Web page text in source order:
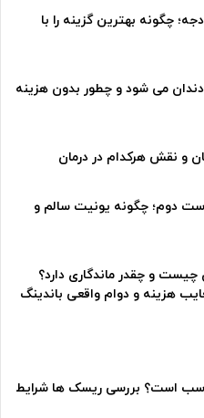
چگونه بهترین گزینه را با
دندان می شود و چطور بدون هزینه
و نقش هرکدام در درمان
دوم؛ چگونه یونیت سالم و
چیست و چقدر ماندگاری دارد؟
هزینه و دوام واقعی باندینگ
است؟ بررسی ریسک ها شرایط